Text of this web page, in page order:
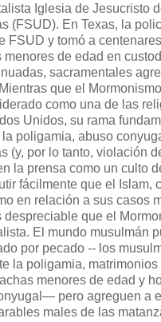
Iglesia de Jesucristo
(FSUD). En Texas, la
FSUD y tomó a
menores de edad en
sacramentales
que el
como una de las
Unidos, su rama
poligamia, abuso
(y, por lo tanto, violación
la prensa como un culto
fácilmente que el Islam,
en relación a sus casos
despreciable que el
El mundo musulmán
por pecado -- los
la poligamia,
menores de edad y
pero agreguen a
males de las